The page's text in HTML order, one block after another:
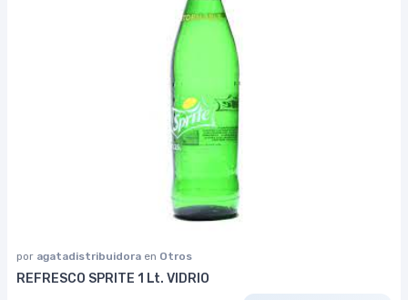
por agatadistribuidora en Otros
REFRESCO SPRITE 1 Lt. VIDRIO